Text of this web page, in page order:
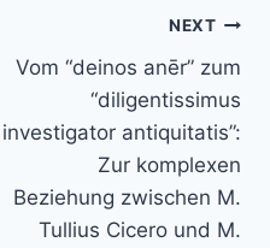
NEXT
Vom “deinos anēr” zum
“diligentissimus
investigator antiquitatis”:
Zur komplexen
Beziehung zwischen M.
Tullius Cicero und M.